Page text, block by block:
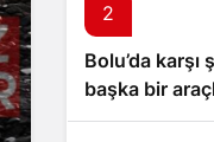
2
Bolu’da
başka bir
yaralı